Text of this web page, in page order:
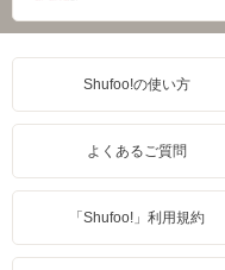
Shufoo!の使い方
よくあるご質問
「Shufoo!」利用規約